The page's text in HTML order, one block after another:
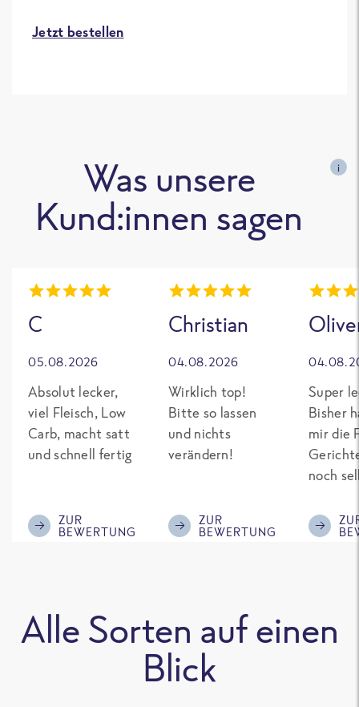
Jetzt bestellen
Was unsere
Kund:innen sagen
i
C
05.08.2026
Absolut lecker,
viel Fleisch, Low
Carb, macht satt
und schnell fertig
ZUR
BEWERTUNG
Christian
04.08.2026
Wirklich top!
Bitte so lassen
und nichts
verändern!
ZUR
BEWERTUNG
Super
Bisher
mir die
noch
Eiweiß.
was
Alle Sorten auf einen
Blick